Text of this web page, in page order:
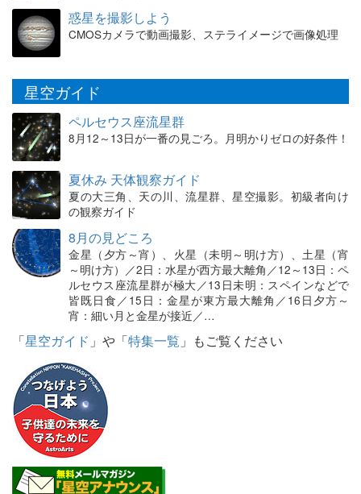
惑星を撮影しよう
CMOSカメラで動画撮影、ステライメージで画像処理
星空ガイド
ペルセウス座流星群
8月12～13日が一番の見ごろ。月明かりゼロの好条件！
夏休み 天体観察ガイド
夏の大三角、天の川、流星群、星空撮影。初級者向け
の観察ガイド
8月の見どころ
金星（夕方～宵）、火星（未明～明け方）、土星（宵
～明け方）／2日：水星が西方最大離角／12～13日：ペ
ルセウス座流星群が極大／13日未明：スペインなどで
皆既日食／15日：金星が東方最大離角／16日夕方～
宵：細い月と金星が接近／…
「星空ガイド 」や「特集一覧 」もご覧ください